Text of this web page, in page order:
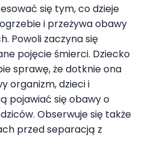
się tym, co dzieje
i przeżywa obawy
Powoli zaczyna się
pojęcie śmierci. Dziecko
sprawę, że dotknie ona
organizm, dzieci i
pojawiać się obawy o
Obserwuje się także
przed separacją z